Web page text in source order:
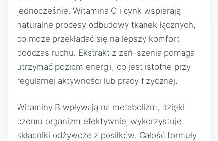
jednocześnie. Witamina C i cynk wspierają
naturalne procesy odbudowy tkanek łącznych,
co może przekładać się na lepszy komfort
podczas ruchu. Ekstrakt z żeń-szenia pomaga
utrzymać poziom energii, co jest istotne przy
regularnej aktywności lub pracy fizycznej.
Witaminy B wpływają na metabolizm, dzięki
czemu organizm efektywniej wykorzystuje
składniki odżywcze z posiłków. Całość formuły